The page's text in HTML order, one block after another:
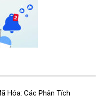
Hóa: Các Phân Tích